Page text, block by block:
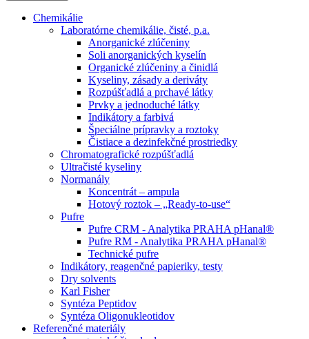
Chemikálie
Laboratórne chemikálie, čisté, p.a.
Anorganické zlúčeniny
Soli anorganických kyselín
Organické zlúčeniny a činidlá
Kyseliny, zásady a deriváty
Rozpúšťadlá a prchavé látky
Prvky a jednoduché látky
Indikátory a farbivá
Špeciálne prípravky a roztoky
Čistiace a dezinfekčné prostriedky
Chromatografické rozpúšťadlá
Ultračisté kyseliny
Normanály
Koncentrát – ampula
Hotový roztok – „Ready-to-use“
Pufre
Pufre CRM - Analytika PRAHA pHanal®
Pufre RM - Analytika PRAHA pHanal®
Technické pufre
Indikátory, reagenčné papieriky, testy
Dry solvents
Karl Fisher
Syntéza Peptidov
Syntéza Oligonukleotidov
Referenčné materiály